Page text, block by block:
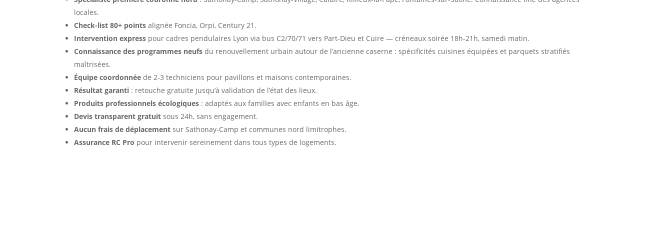
locales.
Check-list 80+ points alignée Foncia, Orpi, Century 21.
Intervention express pour cadres pendulaires Lyon via bus C2/70/71 vers Part-Dieu et Cuire — créneaux soirée 18h-21h, samedi matin.
Connaissance des programmes neufs du renouvellement urbain autour de l’ancienne caserne : spécificités cuisines équipées et parquets stratifiés
maîtrisées.
Équipe coordonnée de 2-3 techniciens pour pavillons et maisons contemporaines.
Résultat garanti : retouche gratuite jusqu’à validation de l’état des lieux.
Produits professionnels écologiques : adaptés aux familles avec enfants en bas âge.
Devis transparent gratuit sous 24h, sans engagement.
Aucun frais de déplacement sur Sathonay-Camp et communes nord limitrophes.
Assurance RC Pro pour intervenir sereinement dans tous types de logements.